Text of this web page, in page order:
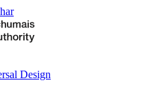
Design